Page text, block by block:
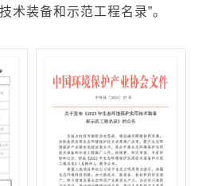
术装备和示范工程名录”。